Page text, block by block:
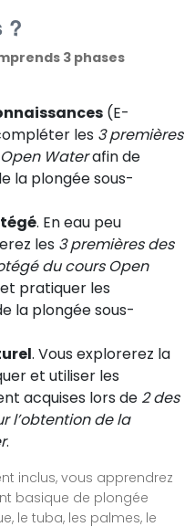
?
3 phases
(E-
les 3 premières
Waterafin de
la plongée sous-
. En eau peu
les 3 premières des
du cours Open
pratiquer les
la plongée sous-
. Vous explorerez la
et utiliser les
acquises lors de 2 des
l’obtention de la
.
inclus, vous apprendrez
basique de plongée
le tuba, les palmes, le